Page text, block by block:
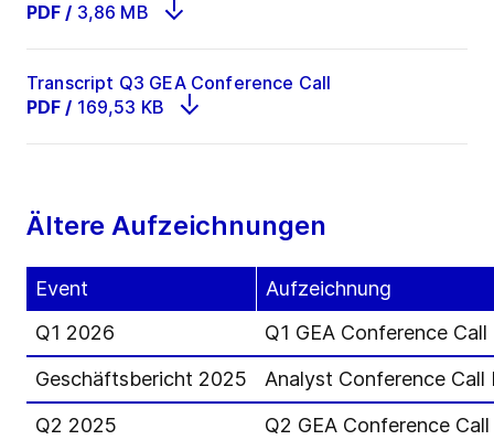
PDF / 3,86 MB
Transcript Q3 GEA Conference Call
PDF / 169,53 KB
Ältere Aufzeichnungen
Event
Aufzeichnung
Q1 2026
Q1 GEA Conference Call
Geschäftsbericht 2025
Analyst Conference Call
Q2 2025
Q2 GEA Conference Call